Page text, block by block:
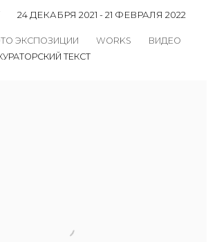
24 ДЕКАБРЯ 2021 - 21 ФЕВРАЛЯ 2022
ЭКСПОЗИЦИИ WORKS
ВИДЕО
ТЕКСТ